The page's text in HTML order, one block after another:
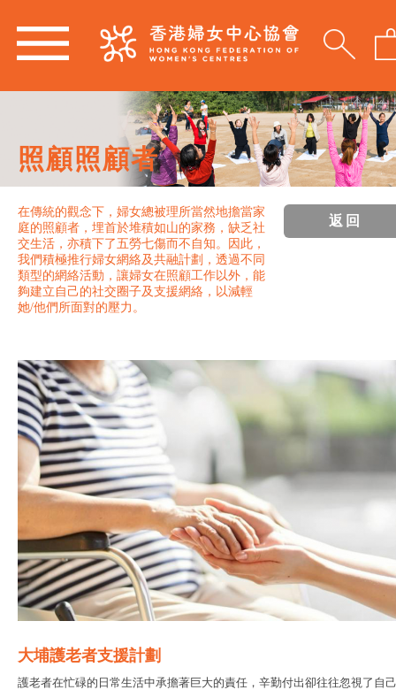
照顧照顧者
在傳統的觀念下，婦女總被理所當然地擔當家
庭的照顧者，埋首於堆積如山的家務，缺乏社
交生活，亦積下了五勞七傷而不自知。因此，
我們積極推行婦女網絡及共融計劃，透過不同
類型的網絡活動，讓婦女在照顧工作以外，能
夠建立自己的社交圈子及支援網絡，以減輕
她/他們所面對的壓力。
返回
大埔護老者支援計劃
護老者在忙碌的日常生活中承擔著巨大的責任，辛勤付出卻往往忽視了自己